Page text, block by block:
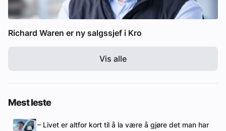
Richard Waren er ny salgssjef i Kro
Vis alle
Mest leste
– Livet er altfor kort til å la være å gjøre det man har